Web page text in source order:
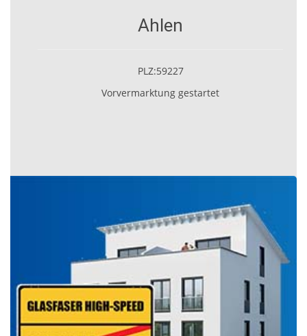
Ahlen
PLZ:59227
Vorvermarktung gestartet